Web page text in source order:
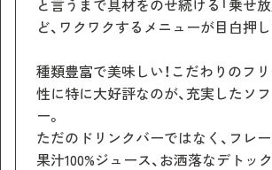
と言うまで具材をのせ続ける「乗せ
ど、ワクワクするメニューが目白押し
種類豊富で美味しい！こだわりのフ
性に特に大好評なのが、充実したソ
ー。
ただのドリンクバーではなく、フレ
果汁100%ジュース、お洒落なデトッ